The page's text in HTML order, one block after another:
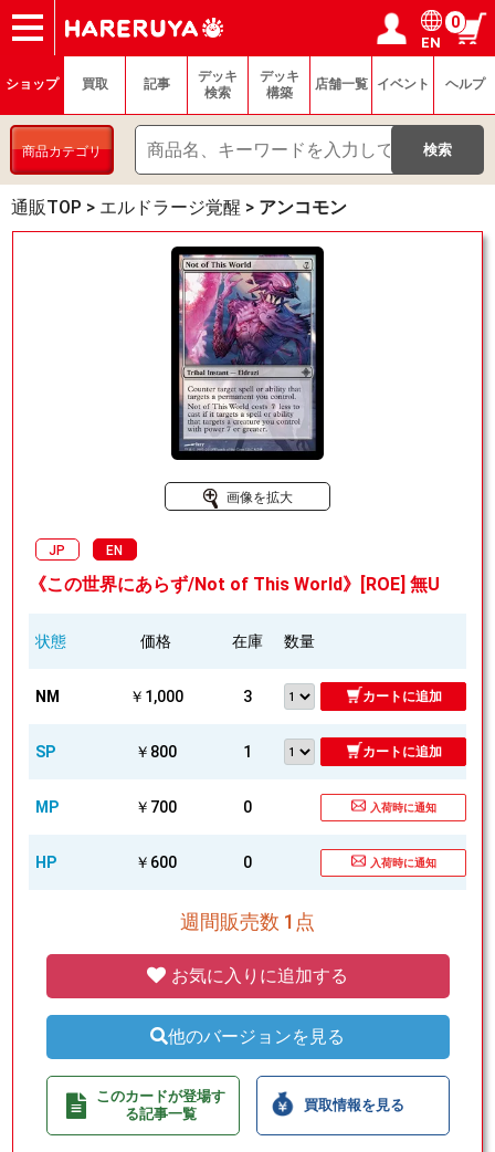
ショップ
買取
記事
デッキ検索
デッキ構築
選手一覧
店舗一覧
イベント
ヘルプ
お問い合わせ ログイン／会員登録
マイページ
EN
0
ショップ 買取 記事
デッキ
検索
デッキ
構築
店舗一覧 イベント ヘルプ
商品カテゴリ
通販TOP > エルドラージ覚醒 > アンコモン
画像を拡大
JP EN
《この世界にあらず/Not of This World》[ROE] 無U
状態 価格 在庫 数量
NM ￥1,000 3 カートに追加
SP ￥800 1 カートに追加
MP ￥700 0 入荷時に通知
HP ￥600 0 入荷時に通知
週間販売数 1点
お気に入りに追加する
他のバージョンを見る
このカードが登場す
る記事一覧
買取情報を見る